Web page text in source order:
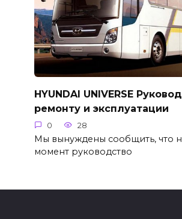
HYUNDAI UNIVERSE
ремонту и эксплуатации
0 28
Мы вынуждены сообщить, что
момент руководство